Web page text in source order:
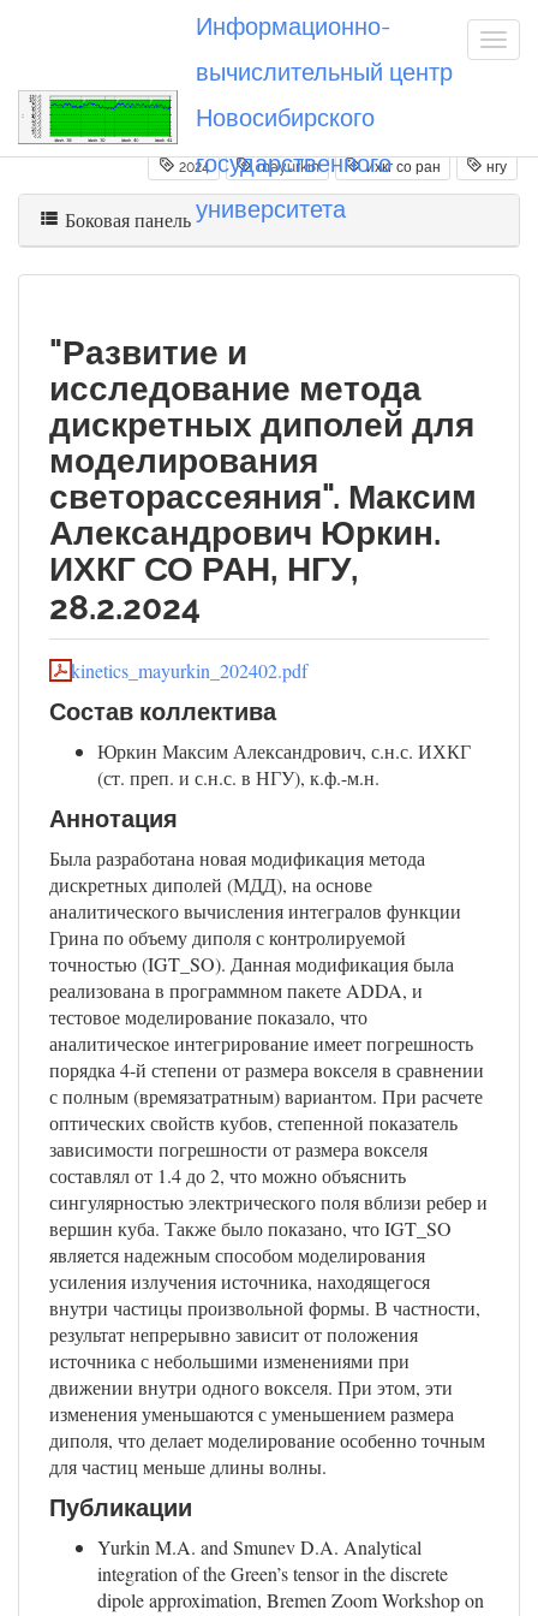
Информационно-
вычислительный центр
Новосибирского
государственного
университета
Вы посетили 20240228_mayurkin
2024 mayurkin ихкг со ран нгу
Боковая панель
"Развитие и
исследование метода
дискретных диполей для
моделирования
светорассеяния". Максим
Александрович Юркин.
ИХКГ СО РАН, НГУ,
28.2.2024
kinetics_mayurkin_202402.pdf
Состав коллектива
Юркин Максим Александрович, с.н.с. ИХКГ
(ст. преп. и с.н.с. в НГУ), к.ф.-м.н.
Аннотация
Была разработана новая модификация метода
дискретных диполей (МДД), на основе
аналитического вычисления интегралов функции
Грина по объему диполя с контролируемой
точностью (IGT_SO). Данная модификация была
реализована в программном пакете ADDA, и
тестовое моделирование показало, что
аналитическое интегрирование имеет погрешность
порядка 4-й степени от размера вокселя в сравнении
с полным (времязатратным) вариантом. При расчете
оптических свойств кубов, степенной показатель
зависимости погрешности от размера вокселя
составлял от 1.4 до 2, что можно объяснить
сингулярностью электрического поля вблизи ребер и
вершин куба. Также было показано, что IGT_SO
является надежным способом моделирования
усиления излучения источника, находящегося
внутри частицы произвольной формы. В частности,
результат непрерывно зависит от положения
источника с небольшими изменениями при
движении внутри одного вокселя. При этом, эти
изменения уменьшаются с уменьшением размера
диполя, что делает моделирование особенно точным
для частиц меньше длины волны.
Публикации
Yurkin M.A. and Smunev D.A. Analytical
integration of the Green’s tensor in the discrete
dipole approximation, Bremen Zoom Workshop on